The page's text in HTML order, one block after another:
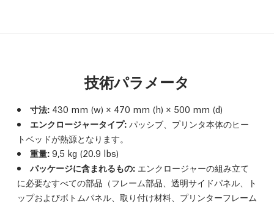
技術パラメータ
寸法: 430 mm (w) × 470 mm (h) × 500 mm (d)
エンクロージャータイプ: パッシブ、プリンタ本体のヒー
トベッドが熱源となります。
重量: 9,5 kg (20.9 lbs)
パッケージに含まれるもの: エンクロージャーの組み立て
に必要なすべての部品（フレーム部品、透明サイドパネル、ト
ップおよびボトムパネル、取り付け材料、プリンターフレーム